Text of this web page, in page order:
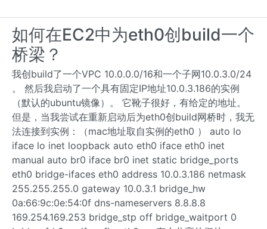
如何在EC2中为eth0创build一个
桥梁？
我创build了一个VPC 10.0.0.0/16和一个子网10.0.3.0/24
。 然后我启动了一个具有固定IP地址10.0.3.186的实例
（默认的ubuntu镜像）。 它靴子很好，有给定的地址。
但是，当我尝试在重新启动后为eth0创build网桥时，我无
法连接到实例：（mac地址取自实例的eth0 ） auto lo
iface lo inet loopback auto eth0 iface eth0 inet
manual auto br0 iface br0 inet static bridge_ports
eth0 bridge-ifaces eth0 address 10.0.3.186 netmask
255.255.255.0 gateway 10.0.3.1 bridge_hw
0a:66:9c:0e:54:0f dns-nameservers 8.8.8.8
169.254.169.253 bridge_stp off bridge_waitport 0